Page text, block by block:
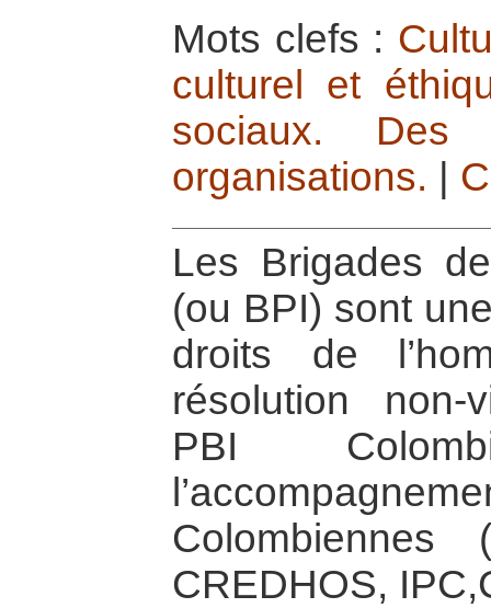
Mots clefs :
culturel et
sociaux.
organisations.
Les Brigades
(ou BPI) sont
droits de
résolution non-
PBI
Colombiennes
CREDHOS,